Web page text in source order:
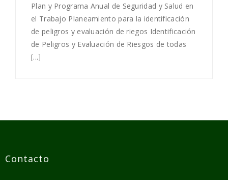
Plan y Programa Anual de Seguridad y Salud en
el Trabajo Planeamiento para la identificación
de peligros y evaluación de riegos Identificación
de Peligros y Evaluación de Riesgos de todas
[...]
Contacto